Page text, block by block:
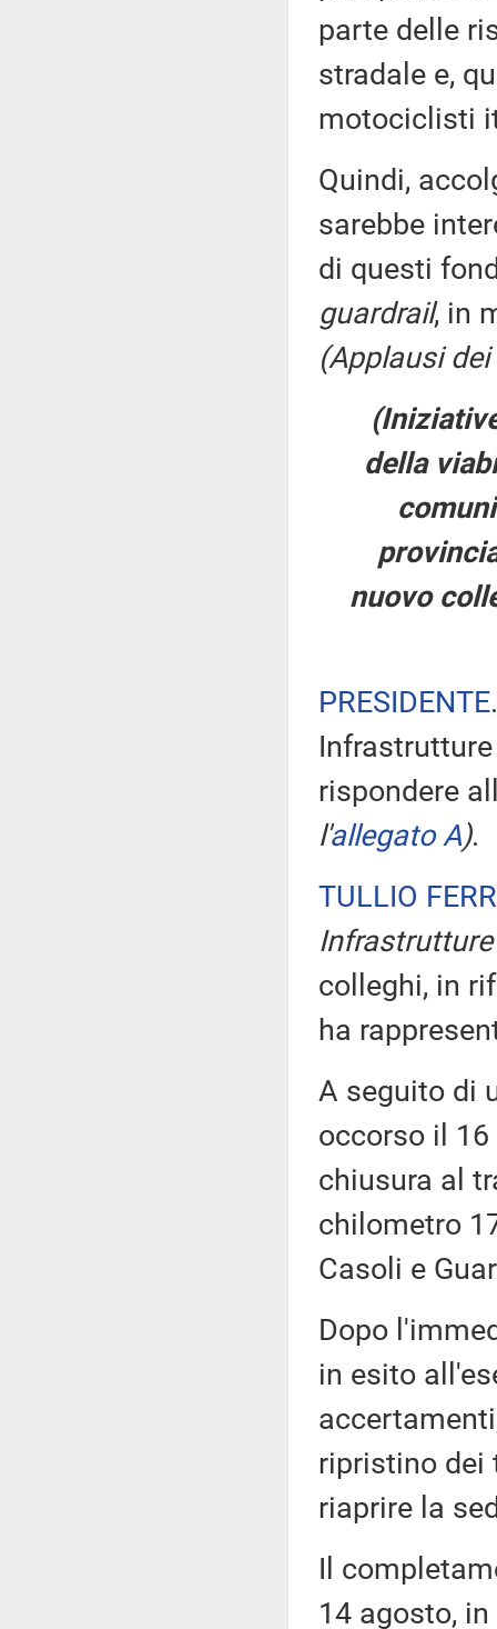
parte delle
stradale e,
motociclisti
Quindi,
sarebbe
di questi
guardrail, in
(Applausi
della
nuovo
PRESIDENTE
rispondere
l'allegato A).
TULLIO
colleghi, in
ha
A seguito di
occorso il
chiusura al
chilometro
Casoli e
Dopo
in esito
ripristino dei
riaprire la
Il
14 agosto,